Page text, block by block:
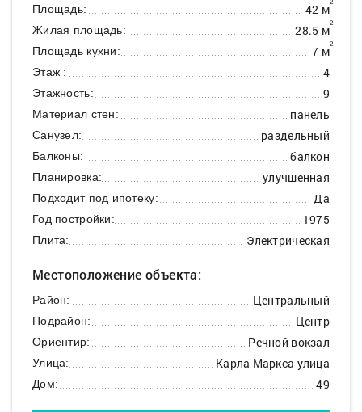
Площадь: 42 м
Жилая площадь: 28.5 м2
Площадь кухни: 7 м2
Этаж : 4
Этажность: 9
Материал стен: панель
Санузел: раздельный
Балконы: балкон
Планировка: улучшенная
Подходит под ипотеку: Да
Год постройки: 1975
Плита: Электрическая
Местоположение объекта:
Район: Центральный
Подрайон: Центр
Ориентир: Речной вокзал
Улица: Карла Маркса улица
Дом: 49